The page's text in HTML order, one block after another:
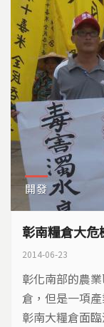
開發
彰南糧倉大危
2014-06-23
彰化南部的農
倉，但是一項
彰南大糧倉面